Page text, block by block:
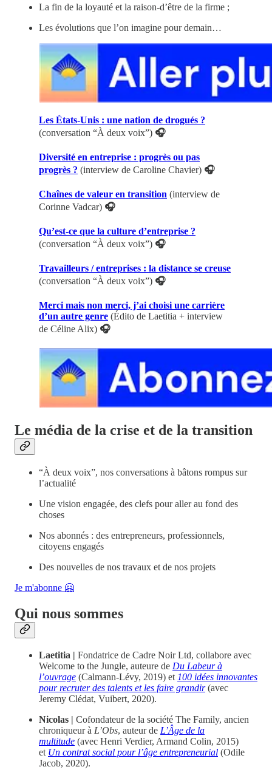
La fin de la loyauté et la raison-d’être de la firme ;
Les évolutions que l’on imagine pour demain…
Les États-Unis : une nation de drogués ?
(conversation “À deux voix”) 🎧
Diversité en entreprise : progrès ou pas
progrès ? (interview de Caroline Chavier) 🎧
Chaînes de valeur en transition (interview de
Corinne Vadcar) 🎧
Qu’est-ce que la culture d’entreprise ?
(conversation “À deux voix”) 🎧
Travailleurs / entreprises : la distance se creuse
(conversation “À deux voix”) 🎧
Merci mais non merci, j’ai choisi une carrière
d’un autre genre (Édito de Laetitia + interview
de Céline Alix) 🎧
Le média de la crise et de la transition
“À deux voix”, nos conversations à bâtons rompus sur
l’actualité
Une vision engagée, des clefs pour aller au fond des
choses
Nos abonnés : des entrepreneurs, professionnels,
citoyens engagés
Des nouvelles de nos travaux et de nos projets
Je m'abonne 🤗
Qui nous sommes
Laetitia | Fondatrice de Cadre Noir Ltd, collabore avec
Welcome to the Jungle, auteure de Du Labeur à
l’ouvrage (Calmann-Lévy, 2019) et100 idées innovantes
pour recruter des talents et les faire grandir(avec
Jeremy Clédat, Vuibert, 2020).
Nicolas | Cofondateur de la société The Family, ancien
chroniqueur à L’Obs, auteur de L’Âge de la
multitude (avec Henri Verdier, Armand Colin, 2015)
et Un contrat social pour l’âge entrepreneurial (Odile
Jacob, 2020).